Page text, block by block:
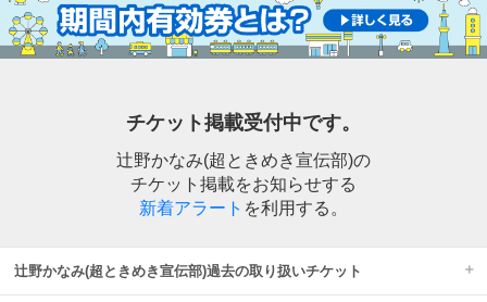
チケット掲載受付中です。
辻野かなみ(超ときめき宣伝部)の
チケット掲載をお知らせする
新着アラート を利用する。
辻野かなみ(超ときめき宣伝部)過去の取り扱いチケット